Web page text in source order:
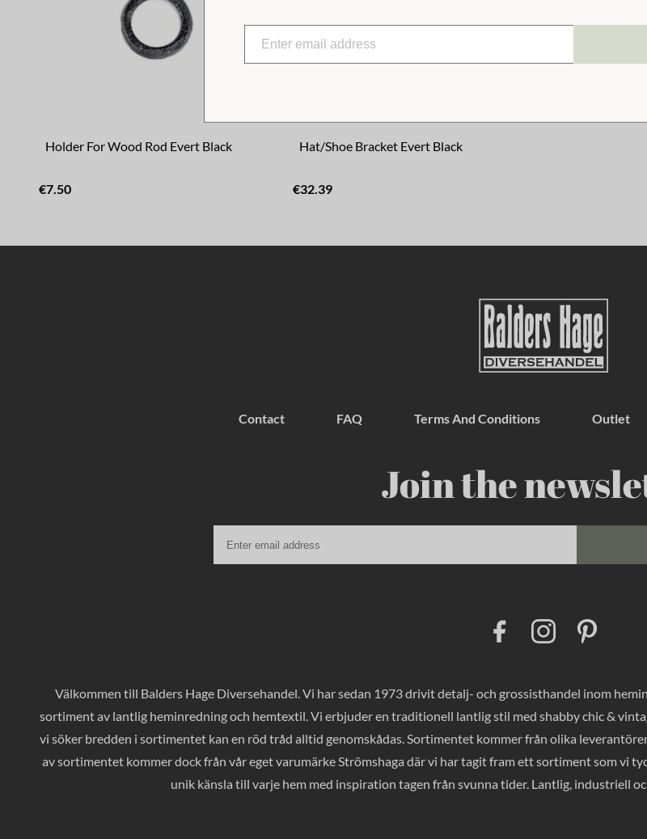
Holder For Wood Rod Evert Black
€7.50
Hat/Shoe Bracket Evert Black
€32.39
Contact FAQ Terms And Conditions Outlet
Join the
o
o
k
I
n
g
r
a
r
e
s
Välkommen till Balders Hage Diversehandel. Vi har sedan 1973 drivit detalj- och grossisthandel inom
sortiment av lantlig heminredning och hemtextil. Vi erbjuder en traditionell lantlig stil med shabby chic &
vi söker bredden i sortimentet kan en röd tråd alltid genomskådas. Sortimentet kommer från olika
av sortimentet kommer dock från vår eget varumärke Strömshaga där vi har tagit fram ett sortiment som vi
unik känsla till varje hem med inspiration tagen från svunna tider. Lantlig, industriell